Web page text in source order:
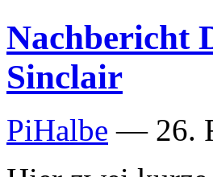
Nachbericht
Sinclair
PiHalbe — 26.